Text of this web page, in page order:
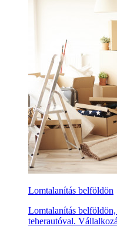
Lomtalanítás belföldön
Lomtalanítás
teherautóval.